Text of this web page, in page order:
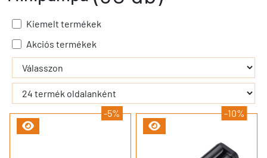
Kiemelt termékek
Akciós termékek
- - filter_submit - -
-5% -10%